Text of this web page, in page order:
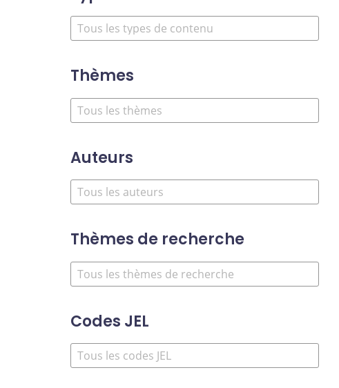
Thèmes
Auteurs
Thèmes de recherche
Codes JEL